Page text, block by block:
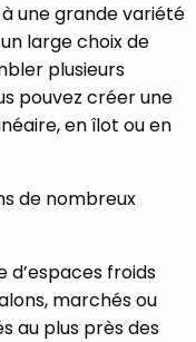
une grande variété
large choix de
plusieurs
pouvez créer une
en îlot ou en
de nombreux
d’espaces froids
marchés ou
au plus près des